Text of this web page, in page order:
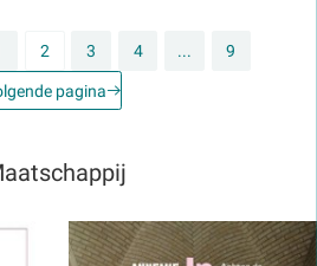
2 3 4 ... 9
pagina